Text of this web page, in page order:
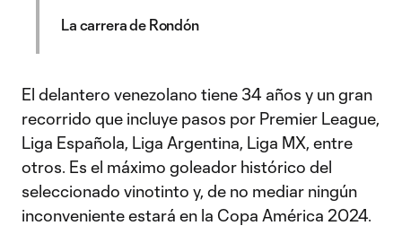
La carrera de Rondón
El delantero venezolano tiene 34 años y un gran
recorrido que incluye pasos por Premier League,
Liga Española, Liga Argentina, Liga MX, entre
otros. Es el máximo goleador histórico del
seleccionado vinotinto y, de no mediar ningún
inconveniente estará en la Copa América 2024.